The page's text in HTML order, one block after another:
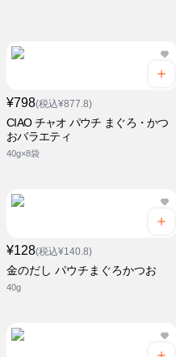
¥798(税込¥877.8)
CIAO チャオ パウチ まぐろ・かつ
おバラエティ
40g×8袋
¥128(税込¥140.8)
金のだし パウチまぐろかつお
40g